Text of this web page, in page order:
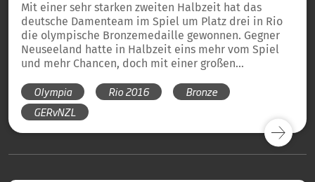
Mit einer sehr starken zweiten Halbzeit hat das
deutsche Damenteam im Spiel um Platz drei in Rio
die olympische Bronzemedaille gewonnen. Gegner
Neuseeland hatte in Halbzeit eins mehr vom Spiel
und mehr Chancen, doch mit einer großen
eine 2:0-Führung durch Tore von Charlotte
Stapenhorst und Lisa Marie Schütze heraus.
Neuseeland kam zwar noch einmal heran, aber die
Abwehr um die starke Kristina Reynolds brachte die
2:1-Führung über die Zeit. Es ist nach Silber 1984 und
Olympia Rio 2016
Bronze
GERvNZL